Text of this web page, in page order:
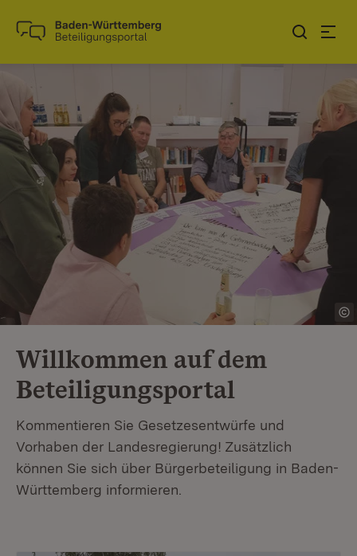
Zum Inhalt springen
Link zur Startseite
Willkommen auf dem
Beteiligungsportal
Kommentieren Sie Gesetzesentwürfe und
Vorhaben der Landesregierung! Zusätzlich
können Sie sich über Bürgerbeteiligung in Baden-
Württemberg informieren.